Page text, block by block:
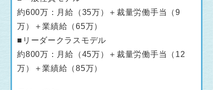
約600万：月給（35万）＋裁量労働手当（9
万）＋業績給（65万）
■リーダークラスモデル
約800万：月給（45万）＋裁量労働手当（12
万）＋業績給（85万）